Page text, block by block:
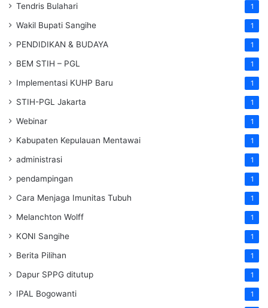
Tendris Bulahari 1
Wakil Bupati Sangihe 1
PENDIDIKAN & BUDAYA 1
BEM STIH – PGL 1
Implementasi KUHP Baru 1
STIH-PGL Jakarta 1
Webinar 1
Kabupaten Kepulauan Mentawai 1
administrasi 1
pendampingan 1
Cara Menjaga Imunitas Tubuh 1
Melanchton Wolff 1
KONI Sangihe 1
Berita Pilihan 1
Dapur SPPG ditutup 1
IPAL Bogowanti 1